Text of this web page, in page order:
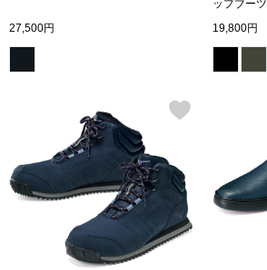
27,500円
ップブーツ
19,800円